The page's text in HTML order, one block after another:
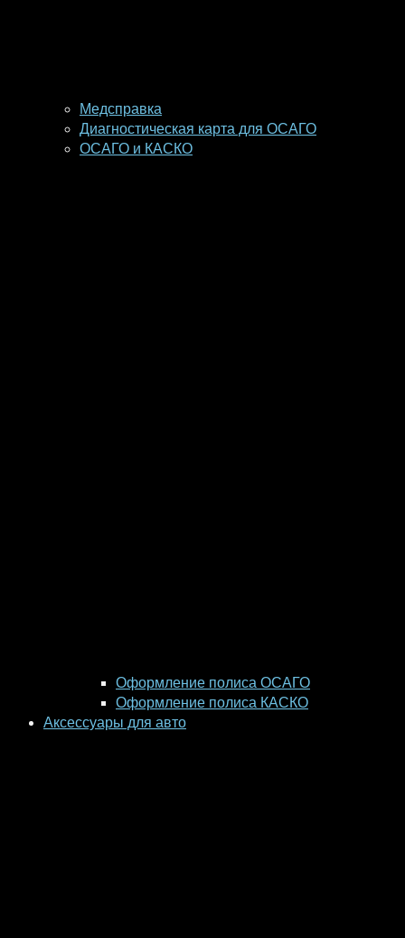
Медсправка
Диагностическая карта для ОСАГО
ОСАГО и КАСКО
Оформление полиса ОСАГО
Оформление полиса КАСКО
Аксессуары для авто